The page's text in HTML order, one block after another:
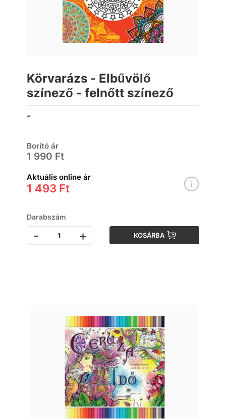
Körvarázs - Elbűvölő
színező - felnőtt színező
-
Borító ár
1 990 Ft
Aktuális online ár
1 493 Ft
Darabszám
- + KOSÁRBA